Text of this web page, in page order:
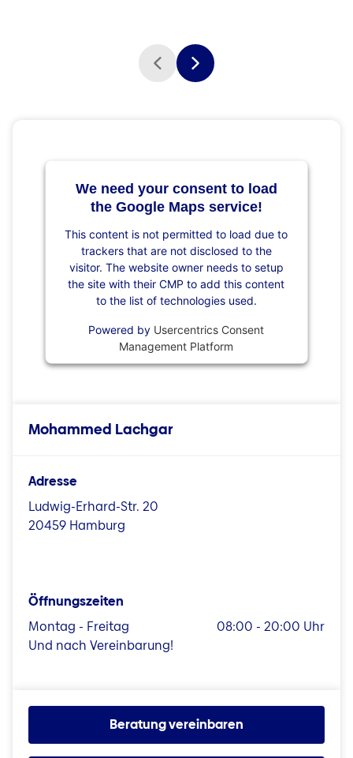
We need your consent to load
the Google Maps service!
This content is not permitted to load due to
trackers that are not disclosed to the
visitor. The website owner needs to setup
the site with their CMP to add this content
to the list of technologies used.
Powered by Usercentrics Consent
Management Platform
Mohammed Lachgar
Adresse
Ludwig-Erhard-Str. 20
20459 Hamburg
Öffnungszeiten
Montag - Freitag
08:00 - 20:00 Uhr
Und nach Vereinbarung!
Beratung vereinbaren